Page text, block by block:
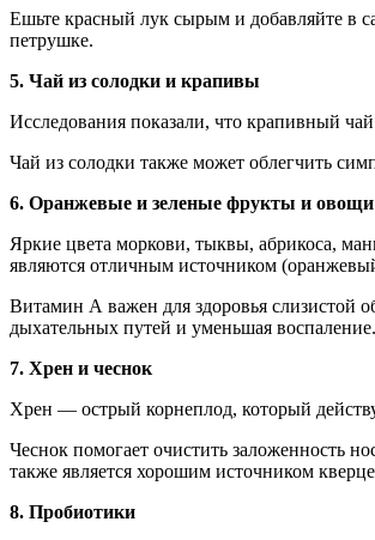
Ешьте красный лук сырым и добавляйте в
петрушке.
5. Чай из солодки и крапивы
Исследования показали, что крапивный
Чай из солодки также может облегчить
6. Оранжевые и зеленые фрукты и овощи
Яркие цвета моркови, тыквы, абрикоса,
являются отличным источником
Витамин А важен для здоровья слизистой
дыхательных путей и уменьшая воспаление.
7. Хрен и чеснок
Хрен — острый корнеплод, который
Чеснок помогает очистить заложенность
также является хорошим источником
8. Пробиотики